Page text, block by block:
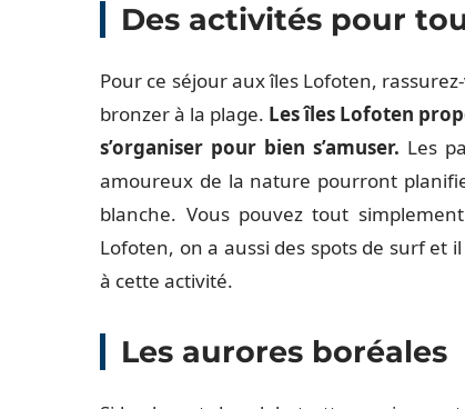
Des activités pour
Pour ce séjour aux îles Lofoten,
bronzer à la plage. Les îles Lofoten
s’organiser pour bien s’amuser. Les
amoureux de la nature pourront
blanche. Vous pouvez tout
Lofoten, on a aussi des spots de surf et
à cette activité.
Les aurores boréales